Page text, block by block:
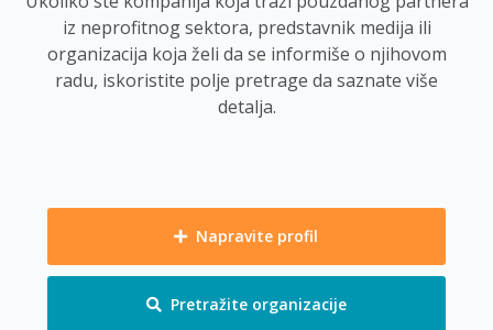
iz neprofitnog sektora, predstavnik medija ili
organizacija koja želi da se informiše o njihovom
radu, iskoristite polje pretrage da saznate više
detalja.
Napravite profil
Pretražite organizacije